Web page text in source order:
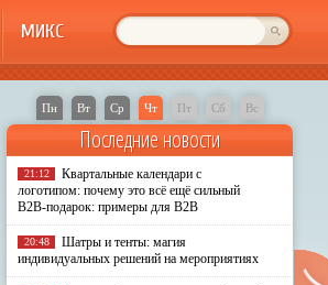
МИКС
Пн Вт Ср Чт Пт Сб Вс
Последние новости
21:12
Квартальные календари с
логотипом: почему это всё ещё сильный
B2B-подарок: примеры для B2B
20:48
Шатры и тенты: магия
индивидуальных решений на мероприятиях